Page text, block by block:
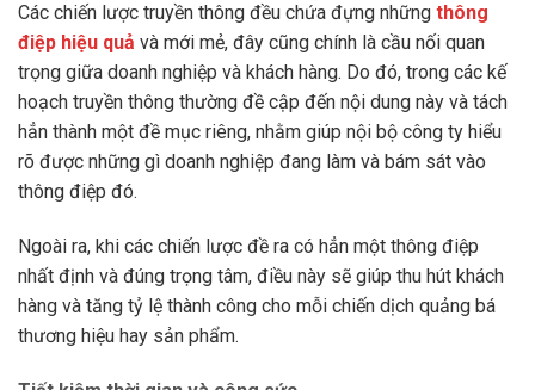
Các chiến lược truyền thông đều chứa đựng những thông
điệp hiệu quả và mới mẻ, đây cũng chính là cầu nối quan
trọng giữa doanh nghiệp và khách hàng. Do đó, trong các kế
hoạch truyền thông thường đề cập đến nội dung này và tách
hẳn thành một đề mục riêng, nhằm giúp nội bộ công ty hiểu
rõ được những gì doanh nghiệp đang làm và bám sát vào
thông điệp đó.
Ngoài ra, khi các chiến lược đề ra có hẳn một thông điệp
nhất định và đúng trọng tâm, điều này sẽ giúp thu hút khách
hàng và tăng tỷ lệ thành công cho mỗi chiến dịch quảng bá
thương hiệu hay sản phẩm.